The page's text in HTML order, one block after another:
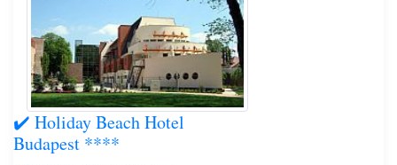
✔️ Holiday Beach Hotel
Budapest ****